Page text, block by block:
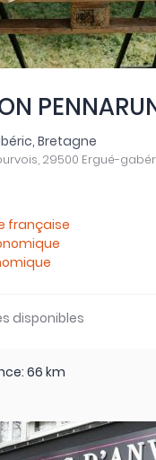
Bretagne
29500 Ergué-
française
disponibles
66 km